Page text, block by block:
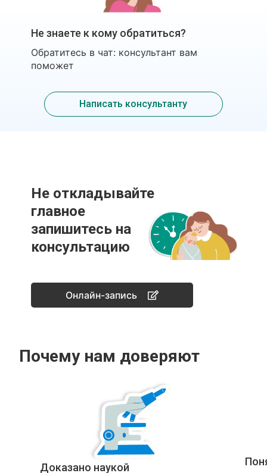
Не знаете к кому обратиться?
Обратитесь в чат: консультант вам
поможет
Написать консультанту
Не откладывайте
главное
запишитесь на
консультацию
Онлайн-запись
Почему нам доверяют
Доказано наукой